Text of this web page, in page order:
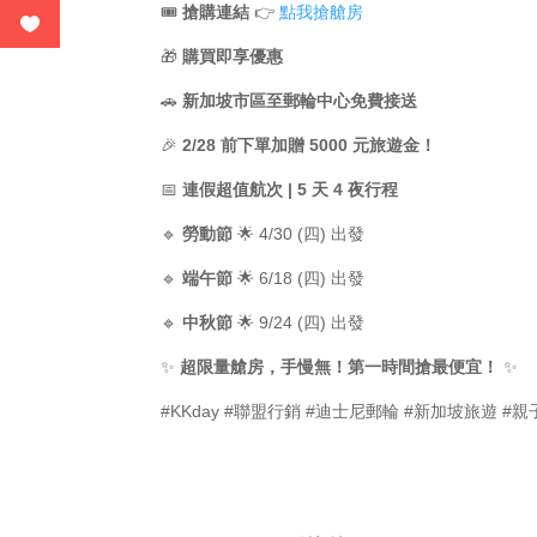
🎟搶購連結 👉點我搶艙房
🎁 購買即享優惠
🚗 新加坡市區至郵輪中心免費接送
🎉2/28 前下單加贈 5000 元旅遊金！
📅連假超值航次 | 5 天 4 夜行程
🔹勞動節 🌟 4/30 (四) 出發
🔹端午節 🌟 6/18 (四) 出發
🔹中秋節 🌟 9/24 (四) 出發
✨ 超限量艙房，手慢無！第一時間搶最便宜！ ✨
#KKday #聯盟行銷 #迪士尼郵輪 #新加坡旅遊 #親